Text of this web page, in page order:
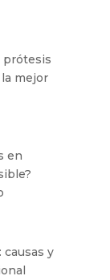
prótesis
mejor
en
y